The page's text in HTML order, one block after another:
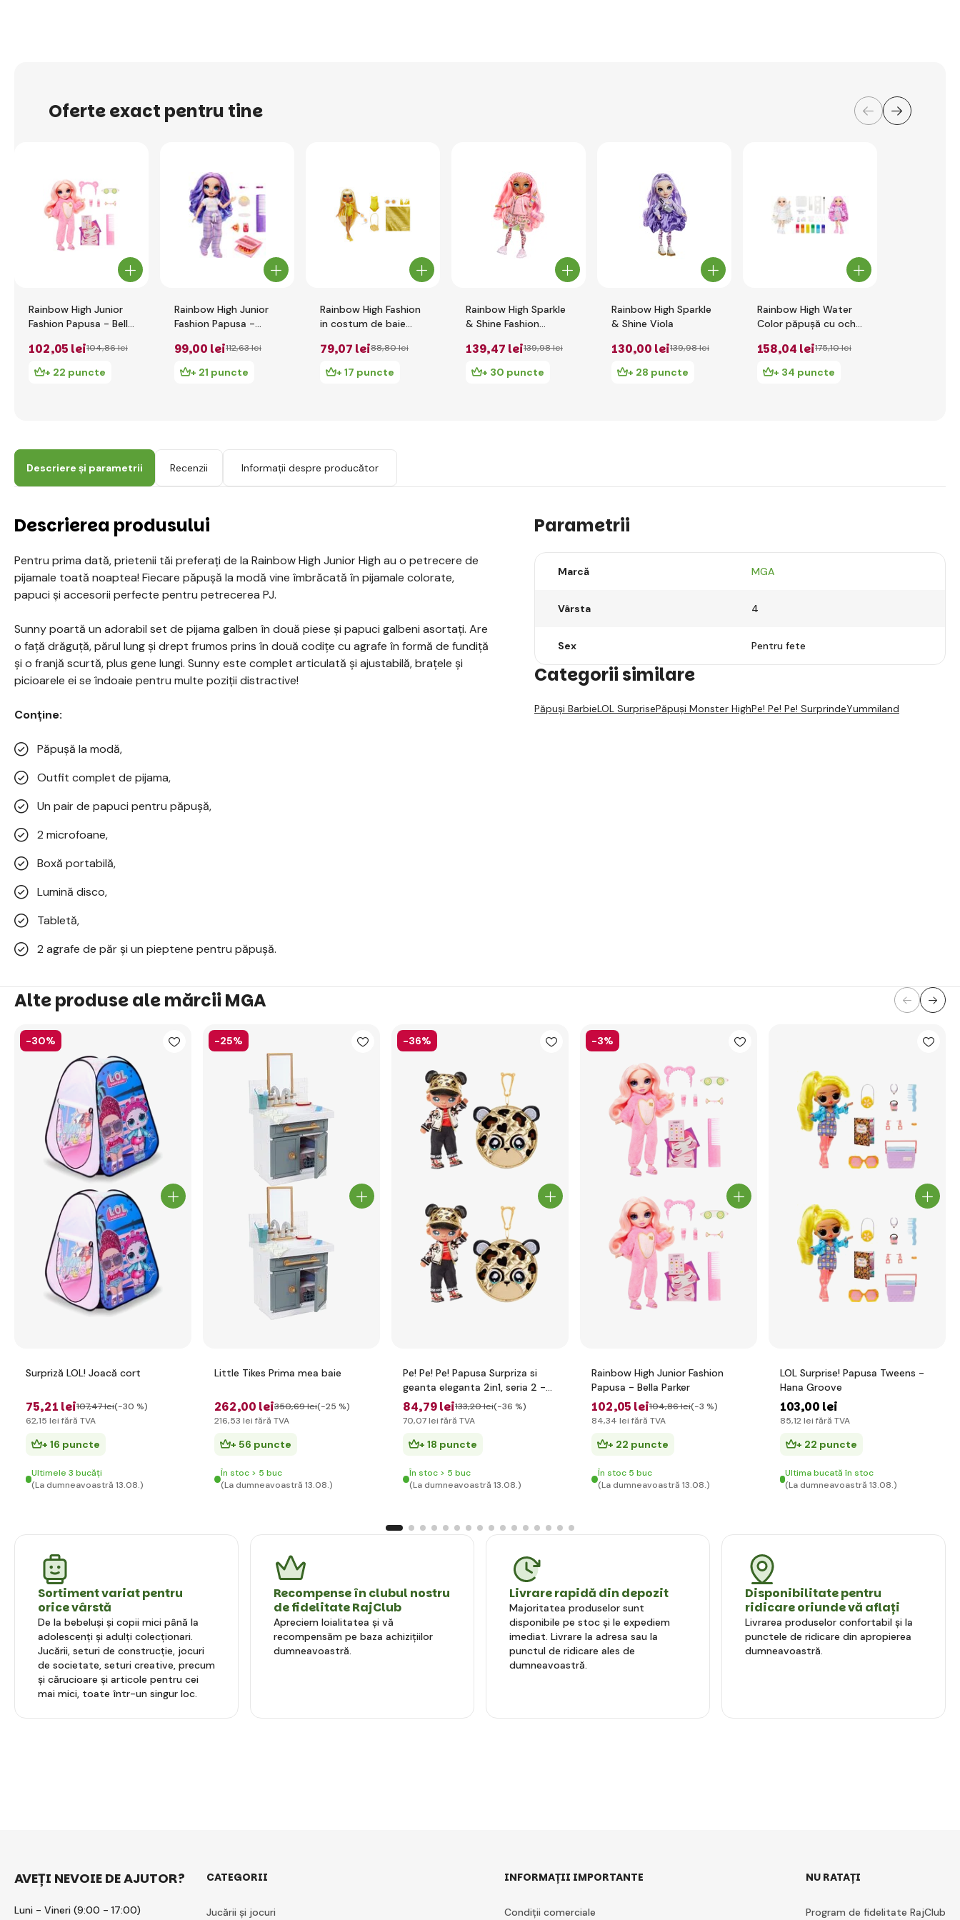
Oferte exact pentru tine
Rainbow High Junior
Fashion Papusa - Bella
102,05 lei104,86 lei
+ 22 puncte
Rainbow High Junior
Fashion Papusa -
99,00 lei112,63 lei
+ 21 puncte
Rainbow High Fashion
in costum de baie
Madison
79,07 lei88,80 lei
+ 17 puncte
Rainbow High Sparkle
& Shine Fashion
139,47 lei139,98 lei
+ 30 puncte
Rainbow High Sparkle
& Shine Viola
130,00 lei139,98 lei
+ 28 puncte
Rainbow High Water
Color păpușă cu ochi
158,04 lei175,10 lei
+ 34 puncte
Descriere și parametrii Recenzii Informații despre producător
Descrierea produsului
Pentru prima dată, prietenii tăi preferați de la Rainbow High Junior High au o petrecere de
pijamale toată noaptea! Fiecare păpușă la modă vine îmbrăcată în pijamale colorate,
papuci și accesorii perfecte pentru petrecerea PJ.
Sunny poartă un adorabil set de pijama galben în două piese și papuci galbeni asortați. Are
o față drăguță, părul lung și drept frumos prins în două codițe cu agrafe în formă de fundiță
și o franjă scurtă, plus gene lungi. Sunny este complet articulată și ajustabilă, brațele și
picioarele ei se îndoaie pentru multe poziții distractive!
Conține:
Păpușă la modă,
Outfit complet de pijama,
Un pair de papuci pentru păpușă,
2 microfoane,
Boxă portabilă,
Lumină disco,
Tabletă,
2 agrafe de păr și un pieptene pentru păpușă.
Parametrii
Marcă MGA
Vârsta 4
Sex Pentru fete
Categorii similare
Păpuși BarbieLOL SurprisePăpuși Monster HighPe! Pe! Pe! SurprindeYummiland
Alte produse ale mărcii MGA
-30%
Surpriză LOL! Joacă cort
75,21 lei107,47 lei(-30 %)
62,15 lei fără TVA
+ 16 puncte
Ultimele 3 bucăți
(La dumneavoastră 13.08.)
-25%
Little Tikes Prima mea baie
262,00 lei350,69 lei(-25 %)
216,53 lei fără TVA
+ 56 puncte
În stoc > 5 buc
(La dumneavoastră 13.08.)
-36%
Pe! Pe! Pe! Papusa Surpriza si
geanta eleganta 2in1, seria 2 -
Gianni Wilde
84,79 lei133,20 lei(-36 %)
70,07 lei fără TVA
+ 18 puncte
În stoc > 5 buc
(La dumneavoastră 13.08.)
-3%
Rainbow High Junior Fashion
Papusa - Bella Parker
102,05 lei104,86 lei(-3 %)
84,34 lei fără TVA
+ 22 puncte
În stoc 5 buc
(La dumneavoastră 13.08.)
LOL Surprise! Papusa Tweens -
Hana Groove
103,00 lei
85,12 lei fără TVA
+ 22 puncte
Ultima bucată în stoc
(La dumneavoastră 13.08.)
Sortiment variat pentru
orice vârstă
De la bebeluși și copii mici până la
adolescenți și adulți colecționari.
Jucării, seturi de construcție, jocuri
de societate, seturi creative, precum
și cărucioare și articole pentru cei
mai mici, toate într-un singur loc.
Recompense în clubul nostru
de fidelitate RajClub
Apreciem loialitatea și vă
recompensăm pe baza achizițiilor
dumneavoastră.
Livrare rapidă din depozit
Majoritatea produselor sunt
disponibile pe stoc și le expediem
imediat. Livrare la adresa sau la
punctul de ridicare ales de
dumneavoastră.
Disponibilitate pentru
ridicare oriunde vă aflați
Livrarea produselor confortabil și la
punctele de ridicare din apropierea
dumneavoastră.
AVEȚI NEVOIE DE AJUTOR?
Luni - Vineri (9:00 - 17:00)
CATEGORII
Jucării și jocuri
INFORMAȚII IMPORTANTE
Condiții comerciale
NU RATAȚI
Program de fidelitate RajClub